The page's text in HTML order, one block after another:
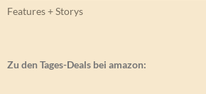
Features + Storys
Zu den Tages-Deals bei amazon: